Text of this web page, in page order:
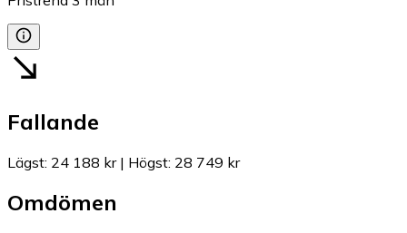
Fallande
Lägst: 24 188 kr| Högst: 28 749 kr
Omdömen